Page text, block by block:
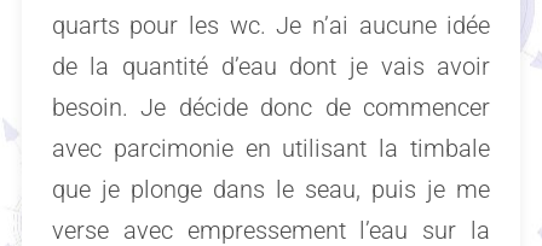
quarts pour les wc. Je n’ai aucune idée
de la quantité d’eau dont je vais avoir
besoin. Je décide donc de commencer
avec parcimonie en utilisant la timbale
que je plonge dans le seau, puis je me
verse avec empressement l’eau sur la